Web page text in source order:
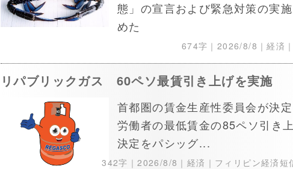
態」の宣言および緊急対策の実
めた
674字｜ 2026/8/8 ｜経済｜
リパブリックガス 60ペソ最賃引き上げを実施
首都圏の賃金生産性委員会が決
労働者の最低賃金の85ペソ引き
決定をパシッグ...
342字｜2026/8/8 ｜経済｜フィリピン経済短